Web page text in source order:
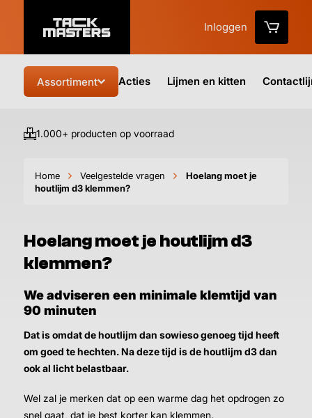
Inloggen
Assortiment Acties Lijmen en kitten
1.000+ producten op voorraad
Home Veelgestelde vragen
Hoelang moet je
houtlijm d3 klemmen?
Hoelang moet je houtlijm d3
klemmen?
We adviseren een minimale klemtijd van
90 minuten
Dat is omdat de houtlijm dan sowieso genoeg tijd heeft
om goed te hechten. Na deze tijd is de houtlijm d3 dan
ook al licht belastbaar.
Wel zal je merken dat op een warme dag het opdrogen zo
snel gaat, dat je best korter kan klemmen.